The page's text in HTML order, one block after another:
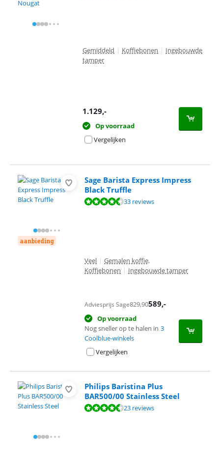
Gemiddeld | Koffiebonen | Ingebouwde
tamper
1.129,-
Op voorraad
Vergelijken
aanbieding
Sage Barista Express Impress
Black Truffle
Beoordeling is 8,8 van de 10, gebaseerd op 33 reviews.
33 reviews
Veel | Gemalen koffie,
Koffiebonen | Ingebouwde tamper
Adviesprijs Sage829,90589,-
Op voorraad
Nog sneller op te halen in 3
Coolblue-winkels
Vergelijken
Philips Baristina Plus
BAR500/00 Stainless Steel
Beoordeling is 9,4 van de 10, gebaseerd op 23 reviews.
23 reviews